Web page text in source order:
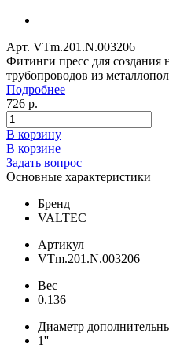
Арт. VTm.201.N.003206
Фитинги пресс для создания
трубопроводов из
Подробнее
726 р.
В корзину
В корзине
Задать вопрос
Основные характеристики
Бренд
VALTEC
Артикул
VTm.201.N.003206
Вес
0.136
Диаметр
1''